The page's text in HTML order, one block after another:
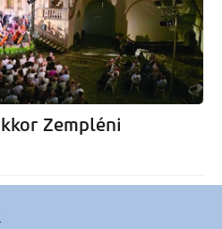
Zempléni